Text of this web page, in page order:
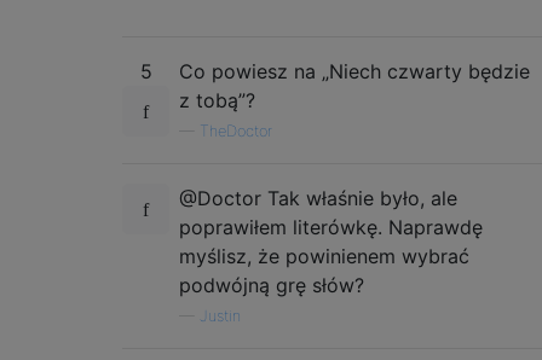
5
Co powiesz na „Niech czwarty będzie
z tobą”?
TheDoctor
@Doctor Tak właśnie było, ale
poprawiłem literówkę. Naprawdę
myślisz, że powinienem wybrać
podwójną grę słów?
Justin